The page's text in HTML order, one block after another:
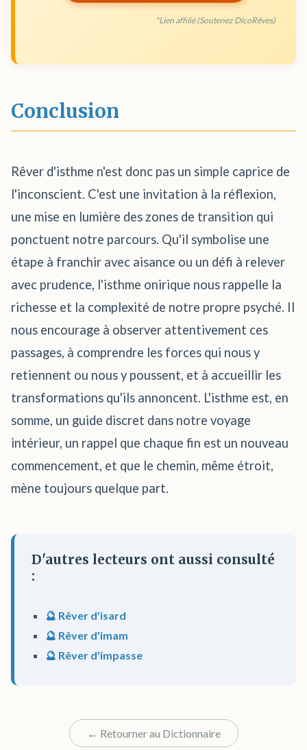
*Lien affilié (Soutenez DicoRêves)
Conclusion
Rêver d'isthme n'est donc pas un simple caprice de
l'inconscient. C'est une invitation à la réflexion,
une mise en lumière des zones de transition qui
ponctuent notre parcours. Qu'il symbolise une
étape à franchir avec aisance ou un défi à relever
avec prudence, l'isthme onirique nous rappelle la
richesse et la complexité de notre propre psyché. Il
nous encourage à observer attentivement ces
passages, à comprendre les forces qui nous y
retiennent ou nous y poussent, et à accueillir les
transformations qu'ils annoncent. L'isthme est, en
somme, un guide discret dans notre voyage
intérieur, un rappel que chaque fin est un nouveau
commencement, et que le chemin, même étroit,
mène toujours quelque part.
D'autres lecteurs ont aussi consulté
:
🔮 Rêver d'isard
🔮 Rêver d'imam
🔮 Rêver d'impasse
← Retourner au Dictionnaire